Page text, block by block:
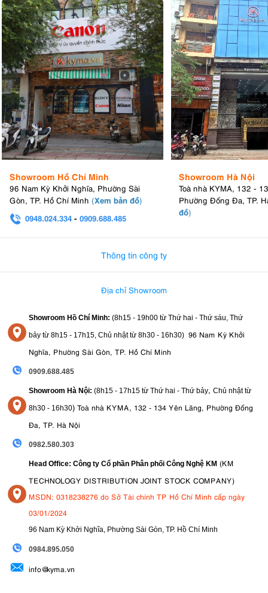
Showroom Hồ Chí Minh
96 Nam Kỳ Khởi Nghĩa, Phường Sài
Gòn, TP. Hồ Chí Minh (Xem bản đồ)
0948.024.334 - 0909.688.485
Showroom Hà Nội
Toà nhà KYMA, 132 -
Phường Đống Đa, TP.
đồ)
Thông tin công ty
Địa chỉ Showroom
Showroom Hồ Chí Minh: (8h15 - 19h00 từ Thứ hai - Thứ sáu, Thứ
bảy từ 8h15 - 17h15, Chủ nhật từ 8h30 - 16h30) 96 Nam Kỳ Khởi
Nghĩa, Phường Sài Gòn, TP. Hồ Chí Minh
0909.688.485
Showroom Hà Nội: (8h15 - 17h15 từ Thứ hai - Thứ bảy, Chủ nhật từ
8h30 - 16h30) Toà nhà KYMA, 132 - 134 Yên Lãng, Phường Đống
Đa, TP. Hà Nội
0982.580.303
Head Office: Công ty Cổ phần Phân phối Công Nghệ KM (KM
TECHNOLOGY DISTRIBUTION JOINT STOCK COMPANY)
MSDN: 0318238276 do Sở Tài chính TP Hồ Chí Minh cấp ngày
03/01/2024
96 Nam Kỳ Khởi Nghĩa, Phường Sài Gòn, TP. Hồ Chí Minh
0984.895.050
info@kyma.vn